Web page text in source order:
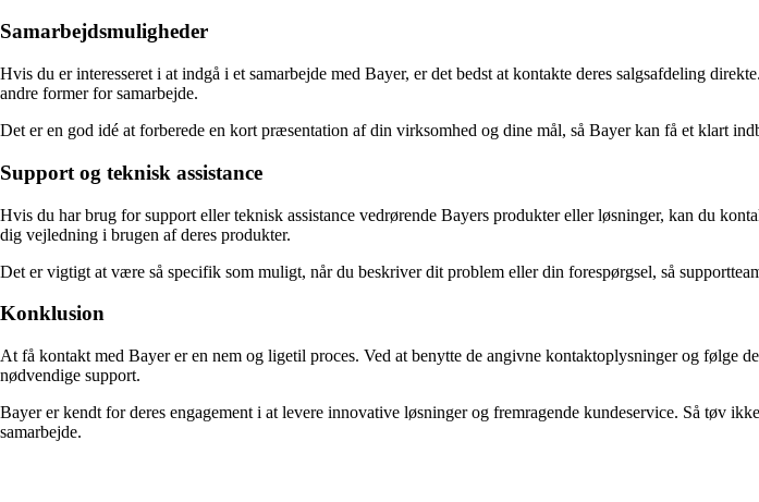
Samarbejdsmuligheder
Hvis du er interesseret i at indgå i et samarbejde med Bayer, er det bedst at kontakte deres salgsafdeling
andre former for samarbejde.
Det er en god idé at forberede en kort præsentation af din virksomhed og dine mål, så Bayer kan få et klart
Support og teknisk assistance
Hvis du har brug for support eller teknisk assistance vedrørende Bayers produkter eller løsninger, kan du
dig vejledning i brugen af deres produkter.
Det er vigtigt at være så specifik som muligt, når du beskriver dit problem eller din forespørgsel, så
Konklusion
At få kontakt med Bayer er en nem og ligetil proces. Ved at benytte de angivne kontaktoplysninger og følge
nødvendige support.
Bayer er kendt for deres engagement i at levere innovative løsninger og fremragende kundeservice. Så tøv
samarbejde.